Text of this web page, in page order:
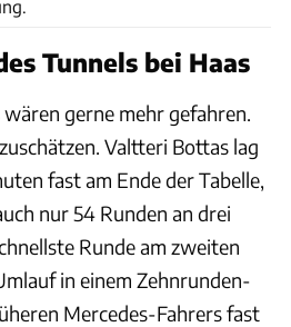
Tunnels bei Haas
gerne mehr gefahren.
Valtteri Bottas lag
fast am Ende der Tabelle,
nur 54 Runden an drei
Runde am zweiten
in einem Zehnrunden-
Mercedes-Fahrers fast